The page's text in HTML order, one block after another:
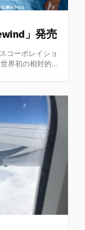
」発売
コーポレイショ
界初の相対的...